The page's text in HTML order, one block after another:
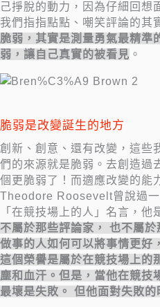
己掙脫的動力，因為仔細回想
我們指指點點、嘲笑評論的其
脆弱，其實是測量勇氣最精準
弱，讓自己真實的被看見 。
脆弱是改變誕生的地方
創新、創意、還有改變，這些
們的來源就是脆弱。去創造過
個更脆弱了！而適應改變的能
Theodore Roosevelt曾說過
「在競技場上的人」名言，他
不屬於那些評論家， 也不屬
做事的人如何可以將事情更好
這個榮譽是屬於在競技場上的
塵和血汗。但是，當他在競技
最壞是失敗。 但他面對失敗